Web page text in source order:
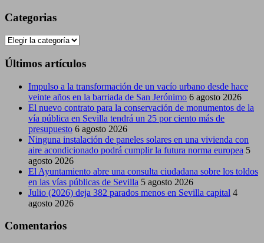
Categorias
Categorias
Últimos artículos
Impulso a la transformación de un vacío urbano desde hace
veinte años en la barriada de San Jerónimo 6 agosto 2026
El nuevo contrato para la conservación de monumentos de la
vía pública en Sevilla tendrá un 25 por ciento más de
presupuesto 6 agosto 2026
Ninguna instalación de paneles solares en una vivienda con
aire acondicionado podrá cumplir la futura norma europea 5
agosto 2026
El Ayuntamiento abre una consulta ciudadana sobre los toldos
en las vías públicas de Sevilla 5 agosto 2026
Julio (2026) deja 382 parados menos en Sevilla capital 4
agosto 2026
Comentarios